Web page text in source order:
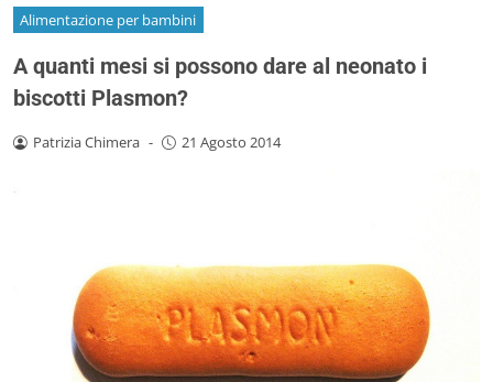
Alimentazione per bambini
A quanti mesi si possono dare al neonato i
biscotti Plasmon?
Patrizia Chimera - 21 Agosto 2014